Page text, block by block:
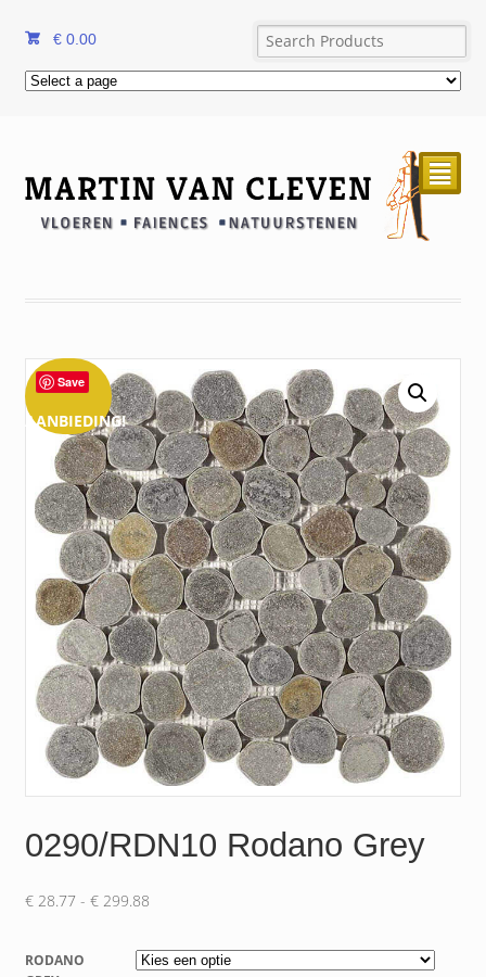
€ 0.00
²
AANBIEDING!
Save
0290/RDN10 Rodano Grey
€28.77 - €299.88Prijsklasse:
tot
€ 299.88
RODANO